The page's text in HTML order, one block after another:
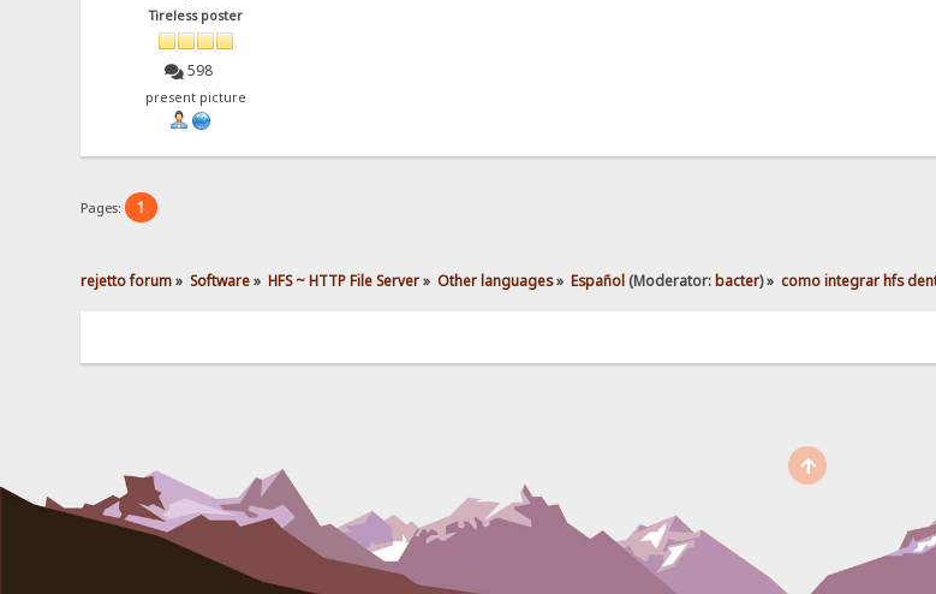
Tireless poster
598
present picture
Pages: 1
rejetto forum» Software» HFS ~ HTTP File Server» Other languages» Español(Moderator: bacter) » como integrar hfs